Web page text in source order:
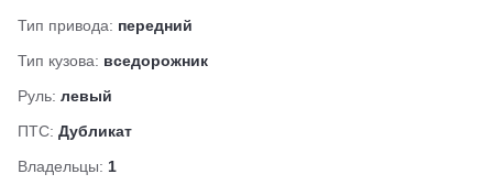
Тип привода: передний
Тип кузова: вседорожник
Руль: левый
ПТС: Дубликат
Владельцы: 1